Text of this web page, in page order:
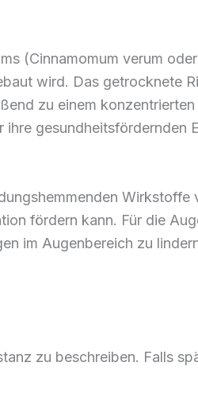
(Cinnamomum verum
wird. Das getrocknete
zu einem
gesundheitsfördernden
Wirkstoffe
fördern kann. Für die
im Augenbereich zu
zu beschreiben. Falls